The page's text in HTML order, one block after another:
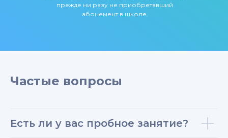
прежде ни разу не приобретавший
абонемент в школе.
Частые вопросы
Есть ли у вас пробное занятие?